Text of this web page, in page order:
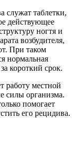
служат таблетки,
действующее
ногтя и
возбудителя,
При таком
нормальная
короткий срок.
работу местной
силы организма.
помогает
его рецидива.